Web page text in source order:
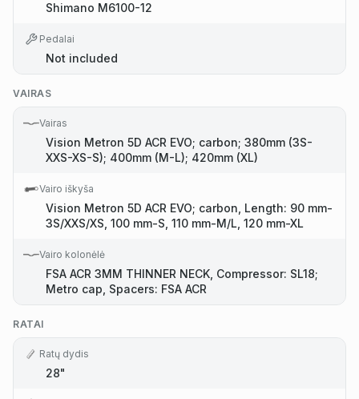
Shimano M6100-12
Pedalai
Not included
VAIRAS
Vairas
Vision Metron 5D ACR EVO; carbon; 380mm (3S-
XXS-XS-S); 400mm (M-L); 420mm (XL)
Vairo iškyša
Vision Metron 5D ACR EVO; carbon, Length: 90 mm-
3S/XXS/XS, 100 mm-S, 110 mm-M/L, 120 mm-XL
Vairo kolonėlė
FSA ACR 3MM THINNER NECK, Compressor: SL18;
Metro cap, Spacers: FSA ACR
RATAI
Ratų dydis
28"